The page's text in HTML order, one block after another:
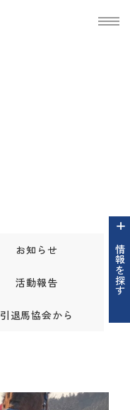
情報を探す
お知らせ
活動報告
引退馬協会から